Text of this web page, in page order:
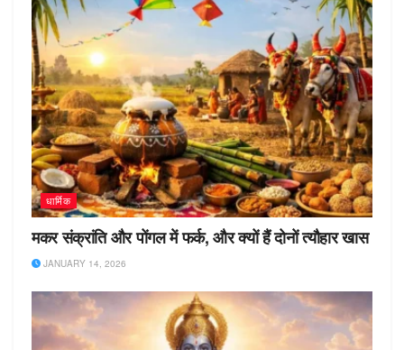
धार्मिक
मकर संक्रांति और पोंगल में फर्क, और क्यों हैं दोनों त्यौहार खास
JANUARY 14, 2026